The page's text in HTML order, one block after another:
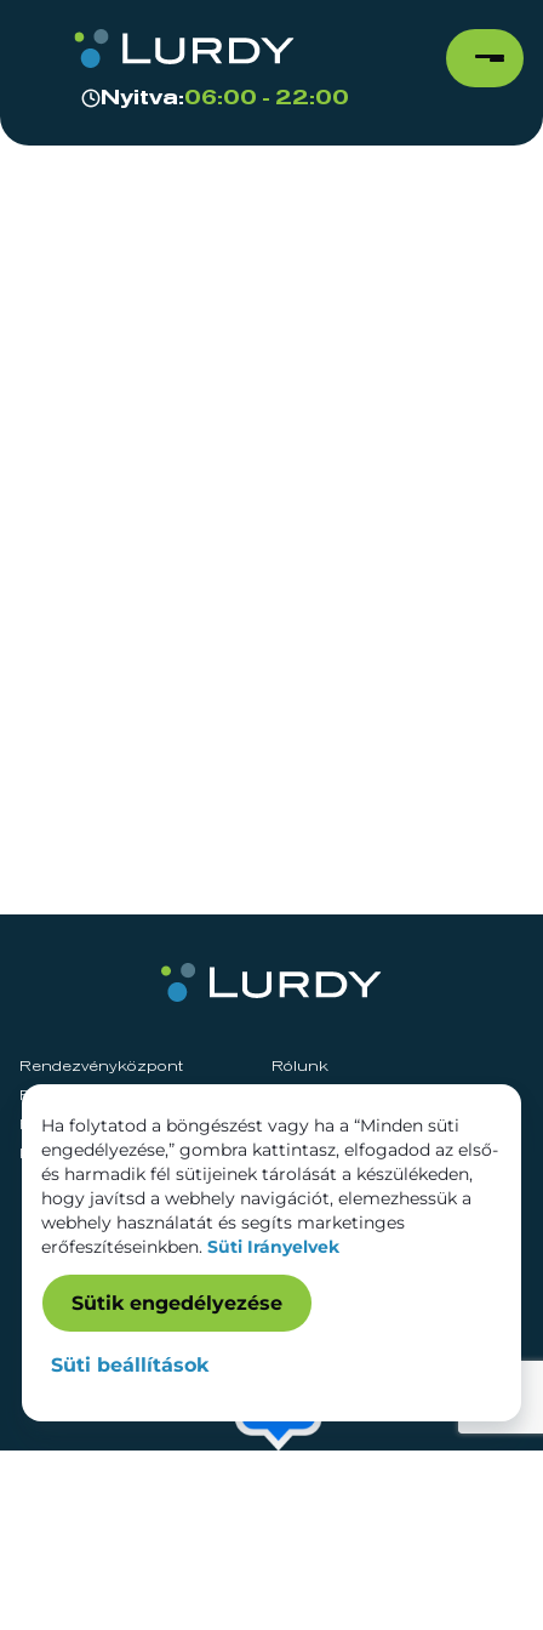
Nyitva:06:00 - 22:00
Rendezvényközpont
Rólunk
Fenntarthatóság
Hírek
Szolgáltatások
Kapcsolat
Bérelhető területek
Ha folytatod a böngészést vagy ha a “Minden süti
engedélyezése,” gombra kattintasz, elfogadod az első-
és harmadik fél sütijeinek tárolását a készülékeden,
hogy javítsd a webhely navigációt, elemezhessük a
webhely használatát és segíts marketinges
erőfeszítéseinkben. Süti Irányelvek
Sütik engedélyezése
Süti beállítások